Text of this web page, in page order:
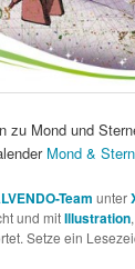
zu Mond und
Mond &
Team unter
und mitIllustration
Setze ein